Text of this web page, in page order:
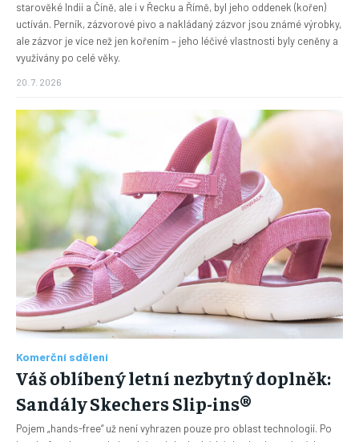
starověké Indii a Číně, ale i v Řecku a Římě, byl jeho oddenek (kořen)
uctíván. Perník, zázvorové pivo a nakládaný zázvor jsou známé výrobky,
ale zázvor je více než jen kořením – jeho léčivé vlastnosti byly ceněny a
využívány po celé věky.
20. 7. 2026
Komerční sdělení
Váš oblíbený letní nezbytný doplněk:
Sandály Skechers Slip-ins®
Pojem „hands-free“ už není vyhrazen pouze pro oblast technologií. Po